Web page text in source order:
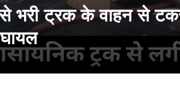
भरी ट्रक के वाहन से